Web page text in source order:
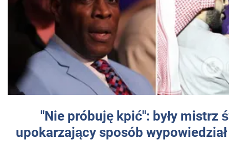
"Nie próbuję kpić": były mistrz
upokarzający sposób